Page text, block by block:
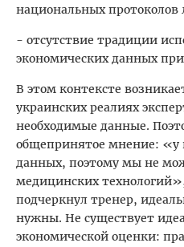
национальных протоколов
- отсутствие традиции
экономических данных
В этом контексте
украинских реалиях
необходимые данные.
общепринятое мнение: «у
данных, поэтому мы не
медицинских
подчеркнул тренер,
нужны. Не существует
экономической оценки: